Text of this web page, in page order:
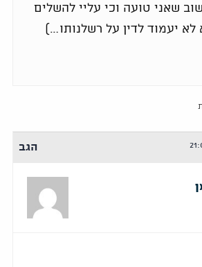
שאני טועה וכי עליי להשלים
יעמוד לדין על רשלנותו…)
הגב